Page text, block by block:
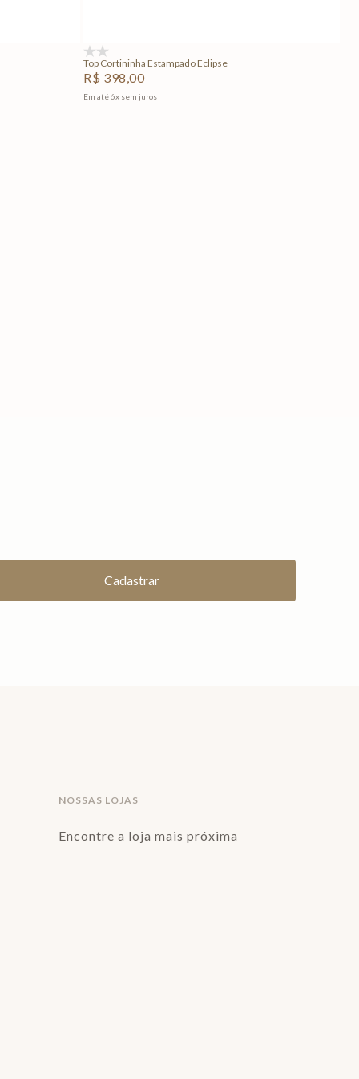
Top Cortininha Estampado Eclipse
R$ 398,00
Em até6x sem juros
NOSSAS LOJAS
Encontre a loja mais próxima